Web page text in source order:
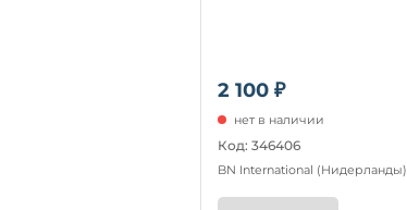
2 100 ₽
нет в наличии
Код: 346406
BN International (Нидерланды)